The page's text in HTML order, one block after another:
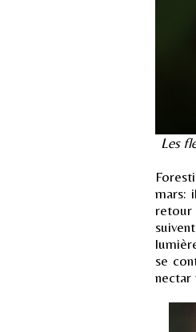
Les
mars:
retour
se
nectar